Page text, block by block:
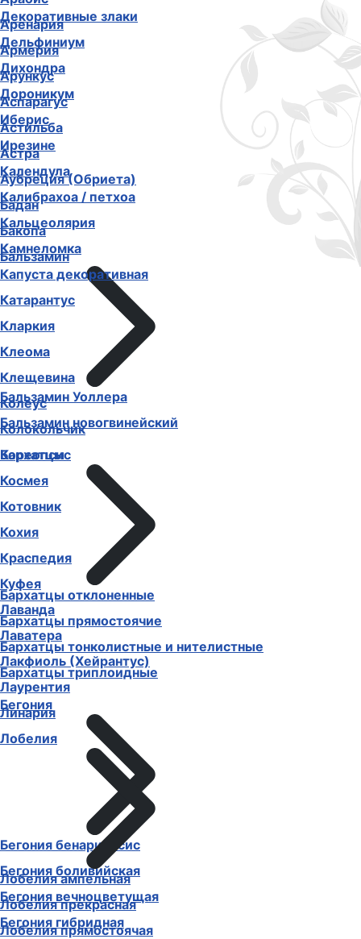
Аренария
Армерия
Арункус
Аспарагус
Астильба
Астра
Аубреция (Обриета)
Бадан
Бакопа
Бальзамин
Бальзамин Уоллера
Бальзамин новогвинейский
Бархатцы
Бархатцы отклоненные
Бархатцы прямостоячие
Бархатцы тонколистные и нителистные
Бархатцы триплоидные
Бегония
Бегония бенариенсис
Бегония боливийская
Бегония вечноцветущая
Бегония гибридная
Декоративные злаки
Дельфиниум
Дихондра
Дороникум
Иберис
Ирезине
Календула
Калибрахоа / петхоа
Кальцеолярия
Камнеломка
Капуста декоративная
Катарантус
Кларкия
Клеома
Клещевина
Колеус
Колокольчик
Кореопсис
Космея
Котовник
Кохия
Краспедия
Куфея
Лаванда
Лаватера
Лакфиоль (Хейрантус)
Лаурентия
Линария
Лобелия
Лобелия ампельная
Лобелия прекрасная
Лобелия прямостоячая